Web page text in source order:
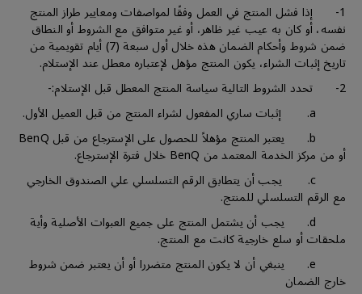
1- إذا فشل المنتج في العمل وفقًا لمواصفات ومعايير طراز المنتج
نفسه، أو كان به عيب غير ظاهر، أو غير متوافق مع الشروط أو النطاق
ضمن شروط وأحكام الضمان هذه خلال أول سبعة (7) أيام تقويمية من
تاريخ إثبات الشراء، يكون المنتج مؤهل لإعتباره معطل عند الإستلام.
2- تحدد الشروط التالية سياسة المنتج المعطل قبل الإستلام:-
b. يعتبر المنتج مؤهلاً للحصول على الإسترجاع من قبل BenQ
أو من مركز الخدمة المعتمد من BenQ خلال فترة الإسترجاع.
c. يجب أن يتطابق الرقم التسلسلي علي الصندوق الخارجي
مع الرقم التسلسلي للمنتج.
d. يجب أن يشتمل المنتج على جميع العبوات الأصلية وأية
ملحقات أو سلع خارجية كانت مع المنتج.
e. ينبغي أن لا يكون المنتج متضررا أو أن يعتبر ضمن شروط
خارج الضمان